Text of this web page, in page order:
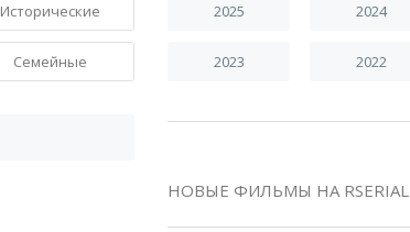
Исторические
Семейные
2025 2024
2023 2022
НОВЫЕ ФИЛЬМЫ НА RSERIAL